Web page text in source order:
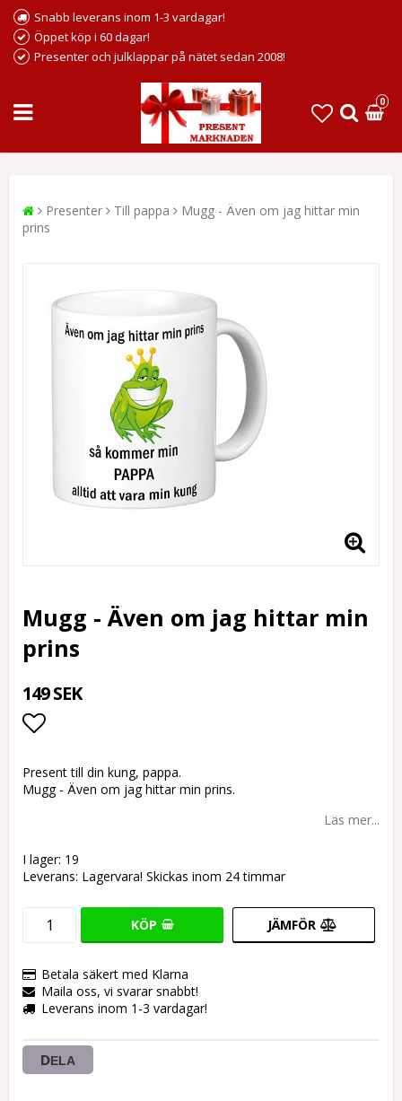
Snabb leverans inom 1-3 vardagar!
Öppet köp i 60 dagar!
Presenter och julklappar på nätet sedan 2008!
0
Presenter Till pappa
Mugg - Även om jag hittar min
prins
Mugg - Även om jag hittar min
prins
149 SEK
Present till din kung, pappa.
Mugg - Även om jag hittar min prins.
Läs mer...
I lager: 19
Leverans: Lagervara! Skickas inom 24 timmar
KÖP JÄMFÖR
Betala säkert med Klarna
Maila oss, vi svarar snabbt!
Leverans inom 1-3 vardagar!
DELA